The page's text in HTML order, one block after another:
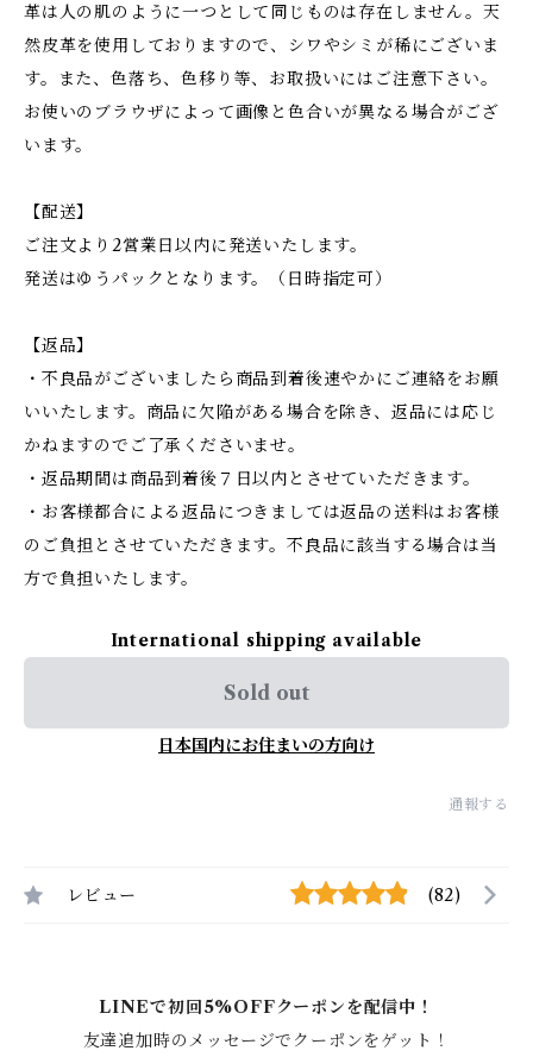
革は人の肌のように一つとして同じものは存在しません。天
然皮革を使用しておりますので、シワやシミが稀にございま
す。また、色落ち、色移り等、お取扱いにはご注意下さい。
お使いのブラウザによって画像と色合いが異なる場合がござ
います。
【配送】
ご注文より2営業日以内に発送いたします。
発送はゆうパックとなります。（日時指定可）
【返品】
・不良品がございましたら商品到着後速やかにご連絡をお願
いいたします。商品に欠陥がある場合を除き、返品には応じ
かねますのでご了承くださいませ。
・返品期間は商品到着後７日以内とさせていただきます。
・お客様都合による返品につきましては返品の送料はお客様
のご負担とさせていただきます。不良品に該当する場合は当
方で負担いたします。
International shipping available
Sold out
日本国内にお住まいの方向け
通報する
レビュー (82)
LINEで初回5%OFFクーポンを配信中！
友達追加時のメッセージでクーポンをゲット！